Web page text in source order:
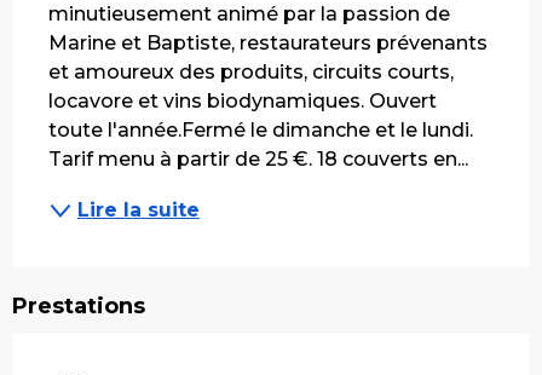
minutieusement animé par la passion de
Marine et Baptiste, restaurateurs prévenants
et amoureux des produits, circuits courts,
locavore et vins biodynamiques. Ouvert
toute l'année.Fermé le dimanche et le lundi.
Tarif menu à partir de 25 €. 18 couverts en...
Lire la suite
Prestations